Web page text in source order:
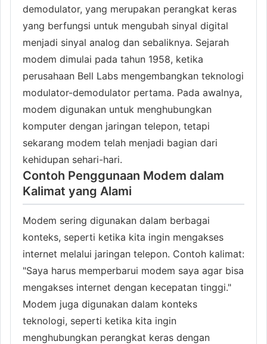
demodulator, yang merupakan perangkat keras
yang berfungsi untuk mengubah sinyal digital
menjadi sinyal analog dan sebaliknya. Sejarah
modem dimulai pada tahun 1958, ketika
perusahaan Bell Labs mengembangkan teknologi
modulator-demodulator pertama. Pada awalnya,
modem digunakan untuk menghubungkan
komputer dengan jaringan telepon, tetapi
sekarang modem telah menjadi bagian dari
kehidupan sehari-hari.
Contoh Penggunaan Modem dalam
Kalimat yang Alami
Modem sering digunakan dalam berbagai
konteks, seperti ketika kita ingin mengakses
internet melalui jaringan telepon. Contoh kalimat:
"Saya harus memperbarui modem saya agar bisa
mengakses internet dengan kecepatan tinggi."
Modem juga digunakan dalam konteks
teknologi, seperti ketika kita ingin
menghubungkan perangkat keras dengan